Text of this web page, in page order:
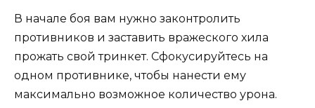
В начале боя вам нужно законтролить
противников и заставить вражеского хила
прожать свой тринкет. Сфокусируйтесь на
одном противнике, чтобы нанести ему
максимально возможное количество урона.